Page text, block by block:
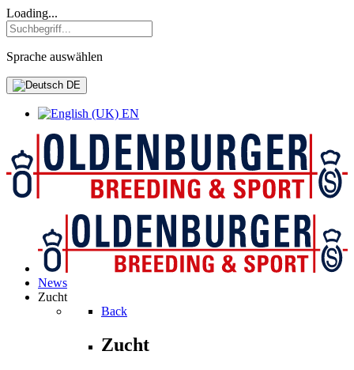
Loading...
Sprache auswählen
DE
EN
News
Zucht
Back
Zucht